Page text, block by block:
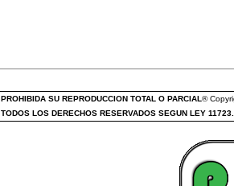
PROHIBIDA SU REPRODUCCION TOTAL O PARCIAL®
TODOS LOS DERECHOS RESERVADOS SEGUN LEY